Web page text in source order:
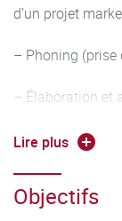
d’un projet
– Phoning (prise
– Élaboration et
– Analyse des
– Préparation du
Lire plus
Objectifs